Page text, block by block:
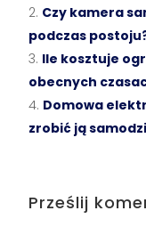
Czy kamera
podczas
Ile kosztuje
obecnych
Domowa
zrobić ją
Prześlij